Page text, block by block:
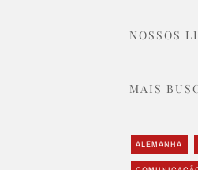
NOSSOS
MAIS
ALEMANHA